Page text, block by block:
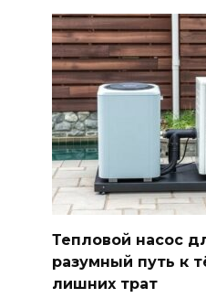
Тепловой насос
разумный путь к
лишних трат